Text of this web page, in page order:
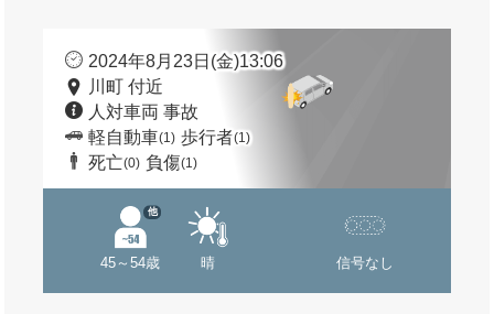
2024年8月23日(金)13:06
川町 付近
人対車両 事故
軽自動車(1) 歩行者(1)
死亡(0) 負傷(1)
45～54歳
他
晴 信号なし